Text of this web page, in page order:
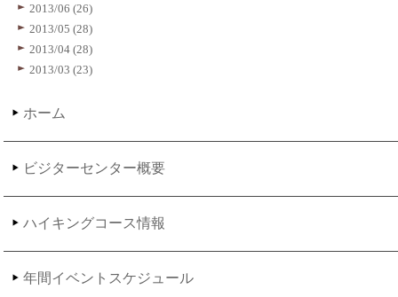
2013/06 (26)
2013/05 (28)
2013/04 (28)
2013/03 (23)
ホーム
ビジターセンター概要
ハイキングコース情報
年間イベントスケジュール